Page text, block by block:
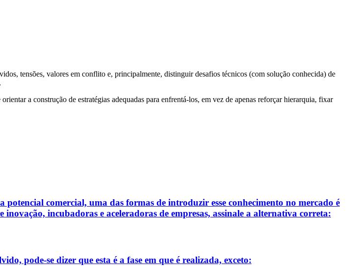
tensões, valores em conflito e, principalmente, distinguir desafios técnicos (com solução conhecida) de
a construção de estratégias adequadas para enfrentá-los, em vez de apenas reforçar hierarquia, fixar
comercial, uma das formas de introduzir esse conhecimento no mercado é
incubadoras e aceleradoras de empresas, assinale a alternativa correta:
pode-se dizer que esta é a fase em que é realizada, exceto: